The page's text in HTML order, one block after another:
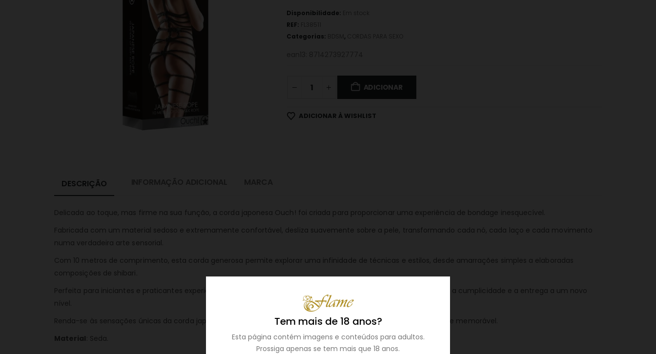
Tem mais de 18 anos?
Esta página contém imagens e conteúdos para adultos.
Prossiga apenas se tem mais que 18 anos.
Disponibilidade:
REF:
Categorias:
,
ADICIONAR
ADICIONAR À WISHLIST
DESCRIÇÃO
Delicada ao toque, mas firme na sua função, a corda japonesa Ouch! foi criada para proporcionar uma experiência de bondage inesquecível.
Fabricada com um material sedoso e extremamente confortável, desliza suavemente sobre a pele, transformando cada nó, cada laço e cada movimento
numa verdadeira arte sensorial.
Com 10 metros de comprimento, esta corda generosa permite explorar uma infinidade de técnicas e estilos, desde amarrações simples a elaboradas
composições de shibari.
Perfeita para iniciantes e praticantes experientes, convida-o a mergulhar no prazer do jogo com cordas, elevando a cumplicidade e a entrega a um novo
nível.
Renda-se às sensações únicas da corda japonesa Ouch! e transforme cada momento numa experiência intensa e memorável.
Material : Seda.